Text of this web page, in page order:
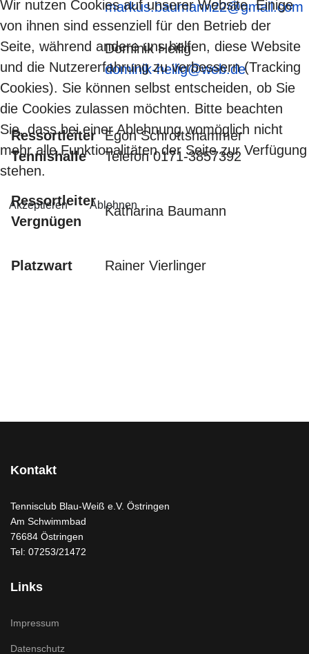
markus.baumann22@gmail.com
Dominik Heilig
dominik-heilig@web.de
Ressortleiter
Tennishalle
Egon Schrottshammer
Telefon 0171-3857392
Ressortleiter
Vergnügen
Katharina Baumann
Platzwart Rainer Vierlinger
Kontakt
Tennisclub Blau-Weiß e.V. Östringen
Am Schwimmbad
76684 Östringen
Tel: 07253/21472
Links
Impressum
Datenschutz
Wir nutzen Cookies auf unserer Website. Einige
von ihnen sind essenziell für den Betrieb der
Seite, während andere uns helfen, diese Website
und die Nutzererfahrung zu verbessern (Tracking
Cookies). Sie können selbst entscheiden, ob Sie
die Cookies zulassen möchten. Bitte beachten
Sie, dass bei einer Ablehnung womöglich nicht
mehr alle Funktionalitäten der Seite zur Verfügung
stehen.
Akzeptieren Ablehnen